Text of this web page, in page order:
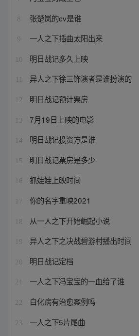
8 张楚岚的cv是谁
9 一人之下插曲太阳出来
10 明日战记多久上映
异人之下徐三饰演者是谁扮演的
12 明日战记预计票房
13 7月19日上映的电影
14 明日战记投资方是谁
15 明日战记票房是多少
16 抓娃娃上映时间
17 你的名字重映2021
18 从一人之下开始崛起小说
19 异人之下之决战碧游村播出时间
20 明日战记定档
21 一人之下冯宝宝的一血给了谁
22 白化病有治愈案例吗
23 一人之下5片尾曲